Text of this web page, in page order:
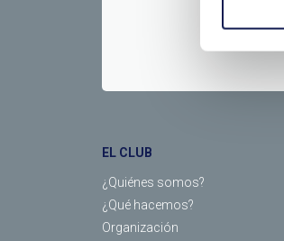
EL CLUB
¿Quiénes somos?
¿Qué hacemos?
Organización